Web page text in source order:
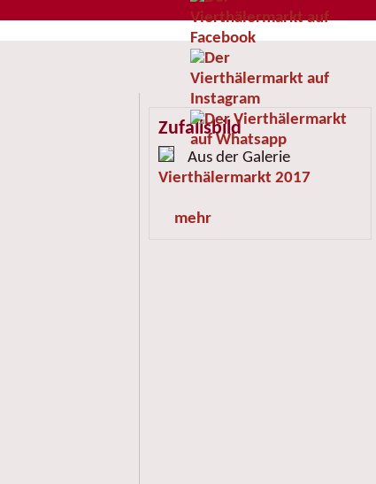
Zufallsbild
Aus der Galerie
Vierthälermarkt 2017
mehr